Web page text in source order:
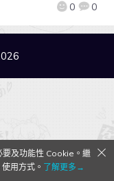
0 0
要及功能性 Cookie。繼
用方式。 了解更多→